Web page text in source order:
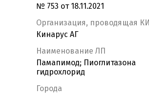
№ 753 от 18.11.2021
Организация, проводящая КИ
Кинарус АГ
Наименование ЛП
Памапимод; Пиоглитазона
гидрохлорид
Города